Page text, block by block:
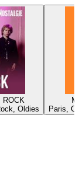
ROCK
Oldies
Paris,